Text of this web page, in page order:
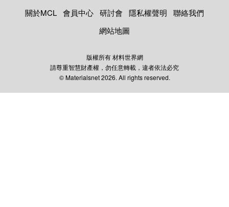
關於MCL 會員中心 研討會 隱私權聲明
聯絡我們
網站地圖
版權所有 材料世界網
請尊重智慧財產權，勿任意轉載，違者依法必究
© Materialsnet 2026. All rights reserved.